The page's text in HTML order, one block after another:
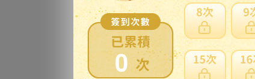
0